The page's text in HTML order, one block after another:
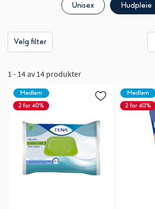
Unisex Hudpleie
Velg filter
1 - 14 av 14 produkter